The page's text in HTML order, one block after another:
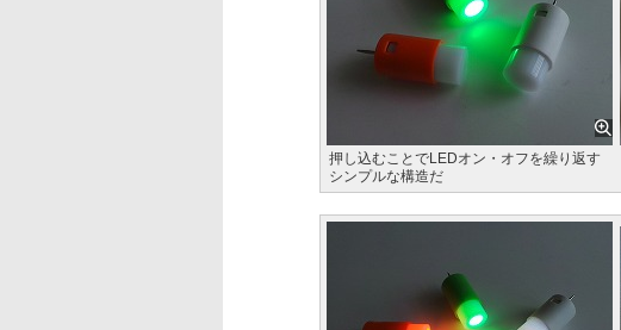
押し込むことでLEDオン・オフを繰り返す
シンプルな構造だ